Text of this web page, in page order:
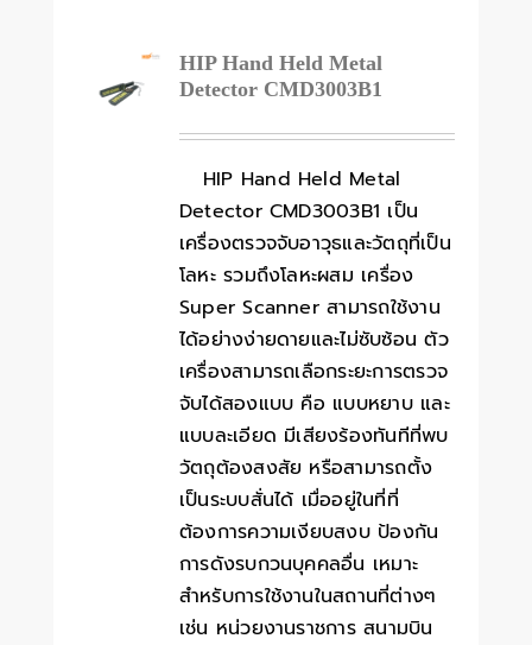
HIP Hand Held Metal
Detector CMD3003B1
HIP Hand Held Metal
Detector CMD3003B1 เป็น
เครื่องตรวจจับอาวุธและวัตถุที่เป็น
โลหะ รวมถึงโลหะผสม เครื่อง
Super Scanner สามารถใช้งาน
ได้อย่างง่ายดายและไม่ซับซ้อน ตัว
เครื่องสามารถเลือกระยะการตรวจ
จับได้สองแบบ คือ แบบหยาบ และ
แบบละเอียด มีเสียงร้องทันทีที่พบ
วัตถุต้องสงสัย หรือสามารถตั้ง
เป็นระบบสั่นได้ เมื่ออยู่ในที่ที่
ต้องการความเงียบสงบ ป้องกัน
การดังรบกวนบุคคลอื่น เหมาะ
สำหรับการใช้งานในสถานที่ต่างๆ
เช่น หน่วยงานราชการ สนามบิน